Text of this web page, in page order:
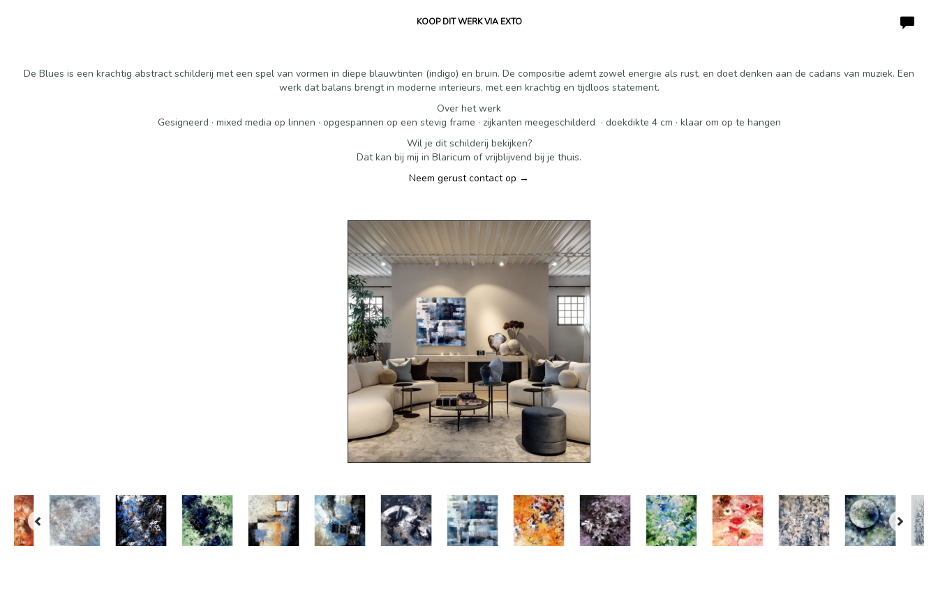
KOOP DIT WERK VIA EXTO
De Blues is een krachtig abstract schilderij met een spel van vormen in diepe blauwtinten (indigo) en bruin. De compositie ademt zowel energie als rust, en doet denken aan de cadans van muziek. Een
werk dat balans brengt in moderne interieurs, met een krachtig en tijdloos statement.
Over het werk
Gesigneerd · mixed media op linnen · opgespannen op een stevig frame · zijkanten meegeschilderd · doekdikte 4 cm · klaar om op te hangen
Wil je dit schilderij bekijken?
Dat kan bij mij in Blaricum of vrijblijvend bij je thuis.
Neem gerust contact op →